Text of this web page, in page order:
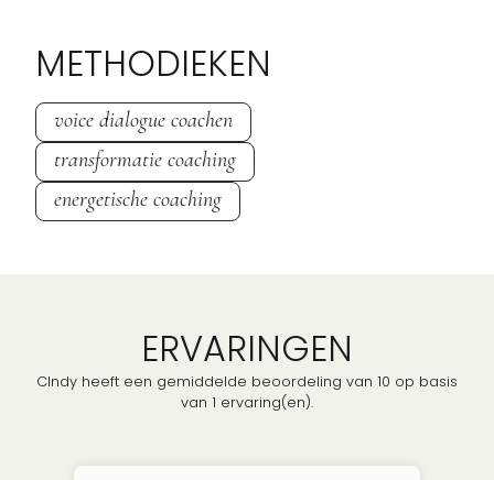
METHODIEKEN
voice dialogue coachen
transformatie coaching
energetische coaching
ERVARINGEN
CIndy heeft een gemiddelde beoordeling van 10 op basis
van 1 ervaring(en).